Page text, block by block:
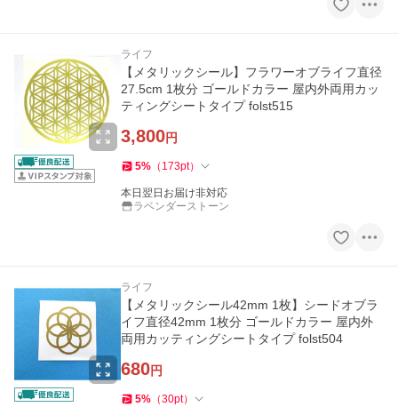
ライフ
【メタリックシール】フラワーオブライフ直径
27.5cm 1枚分 ゴールドカラー 屋内外両用カッ
ティングシートタイプ folst515
3,800円
5% （ 173pt）
本日翌日お届け非対応
ラベンダーストーン
ライフ
【メタリックシール42mm 1枚】シードオブラ
イフ直径42mm 1枚分 ゴールドカラー 屋内外
両用カッティングシートタイプ folst504
680円
5% （30pt）